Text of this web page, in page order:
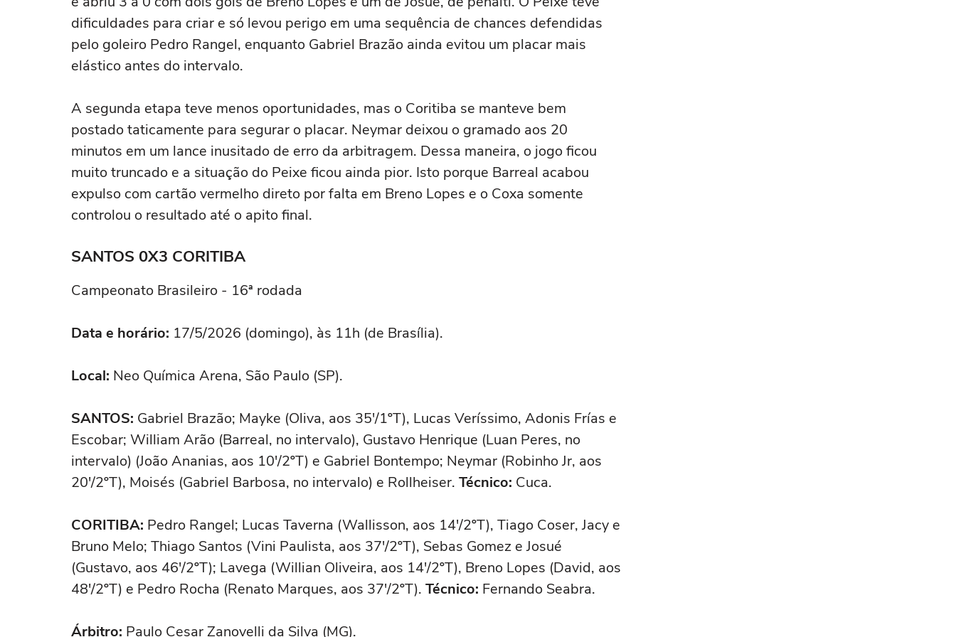
dificuldades para criar e só levou perigo em uma sequência de chances defendidas
pelo goleiro Pedro Rangel, enquanto Gabriel Brazão ainda evitou um placar mais
elástico antes do intervalo.
A segunda etapa teve menos oportunidades, mas o Coritiba se manteve bem
postado taticamente para segurar o placar. Neymar deixou o gramado aos 20
minutos em um lance inusitado de erro da arbitragem. Dessa maneira, o jogo ficou
muito truncado e a situação do Peixe ficou ainda pior. Isto porque Barreal acabou
expulso com cartão vermelho direto por falta em Breno Lopes e o Coxa somente
controlou o resultado até o apito final.
SANTOS 0X3 CORITIBA
Campeonato Brasileiro - 16ª rodada
Data e horário: 17/5/2026 (domingo), às 11h (de Brasília).
Local: Neo Química Arena, São Paulo (SP).
SANTOS: Gabriel Brazão; Mayke (Oliva, aos 35'/1ºT), Lucas Veríssimo, Adonis Frías e
Escobar; William Arão (Barreal, no intervalo), Gustavo Henrique (Luan Peres, no
intervalo) (João Ananias, aos 10'/2ºT) e Gabriel Bontempo; Neymar (Robinho Jr, aos
20'/2ºT), Moisés (Gabriel Barbosa, no intervalo) e Rollheiser. Técnico: Cuca.
CORITIBA: Pedro Rangel; Lucas Taverna (Wallisson, aos 14'/2ºT), Tiago Coser, Jacy e
Bruno Melo; Thiago Santos (Vini Paulista, aos 37'/2ºT), Sebas Gomez e Josué
(Gustavo, aos 46'/2ºT); Lavega (Willian Oliveira, aos 14'/2ºT), Breno Lopes (David, aos
48'/2ºT) e Pedro Rocha (Renato Marques, aos 37'/2ºT). Técnico: Fernando Seabra.
Árbitro: Paulo Cesar Zanovelli da Silva (MG).